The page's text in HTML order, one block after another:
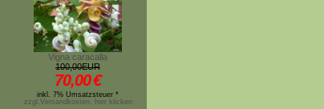
Vigna caracalla
100,00EUR
70,00€
inkl. 7% Umsatzsteuer *
zzgl.Versandkosten, hier klicken